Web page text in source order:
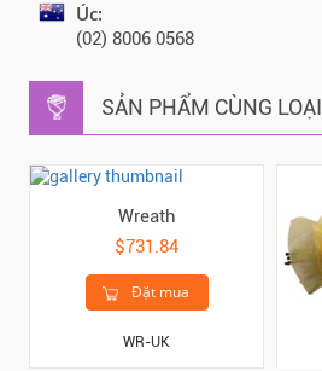
Úc:
(02) 8006 0568
SẢN PHẨM CÙNG LOẠI
Wreath
$731.84
Đặt mua
WR-UK